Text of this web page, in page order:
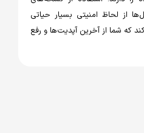
امنیتی بسیار حیاتی
آخرین آپدیت‌ها و رفع